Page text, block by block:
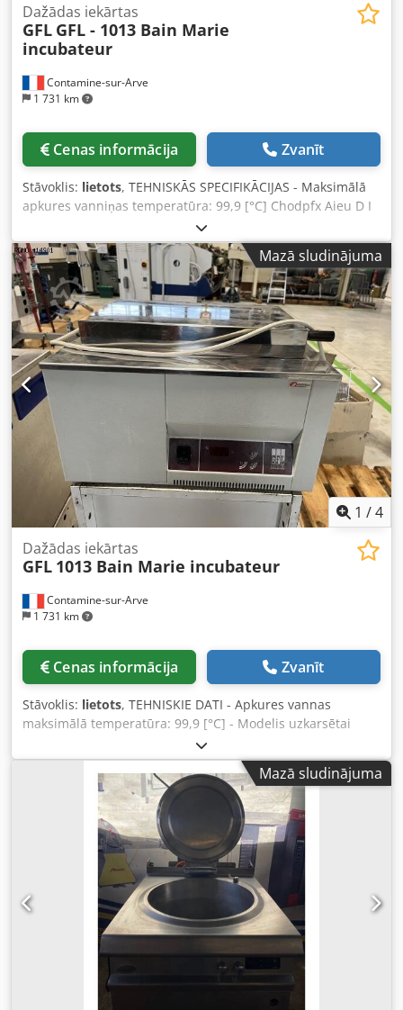
Contamine-sur-Arve
1 731 km
Dažādas iekārtas
GFL GFL - 1013 Bain Marie
incubateur
Cenas informācija Zvanīt
Stāvoklis: lietots, TEHNISKĀS SPECIFIKĀCIJAS - Maksimālā
apkures vanniņas temperatūra: 99,9 [°C] Chodpfx Aieu D I
H Eovsa - Modeļa sildīšanas vanna: ūdens/šķidruma vanna
- Sildāmās vannas tilpums: 14 [l] - Dzesēšana: Nē
Mazā sludinājuma
1 /4
Contamine-sur-Arve
1 731 km
Dažādas iekārtas
GFL 1013 Bain Marie incubateur
Cenas informācija Zvanīt
Stāvoklis: lietots, TEHNISKIE DATI - Apkures vannas
maksimālā temperatūra: 99,9 [°C] - Modelis uzkarsētai
vannai: ūdens / šķidruma vanna Cedpfxju D I Hxe Aivoha -
Apkures vannas tilpums: 14 [l] - Dzesēšana: Nē
Mazā sludinājuma